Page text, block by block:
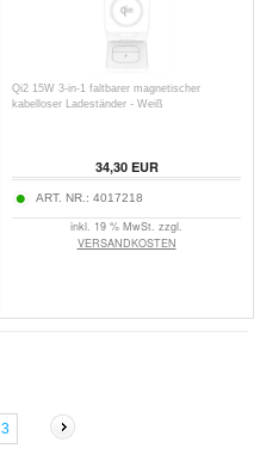
Qi2 15W 3-in-1 faltbarer magnetischer
kabelloser Ladeständer - Weiß
34,30EUR
ART. NR.: 4017218
inkl. 19 % MwSt. zzgl.
VERSANDKOSTEN
3